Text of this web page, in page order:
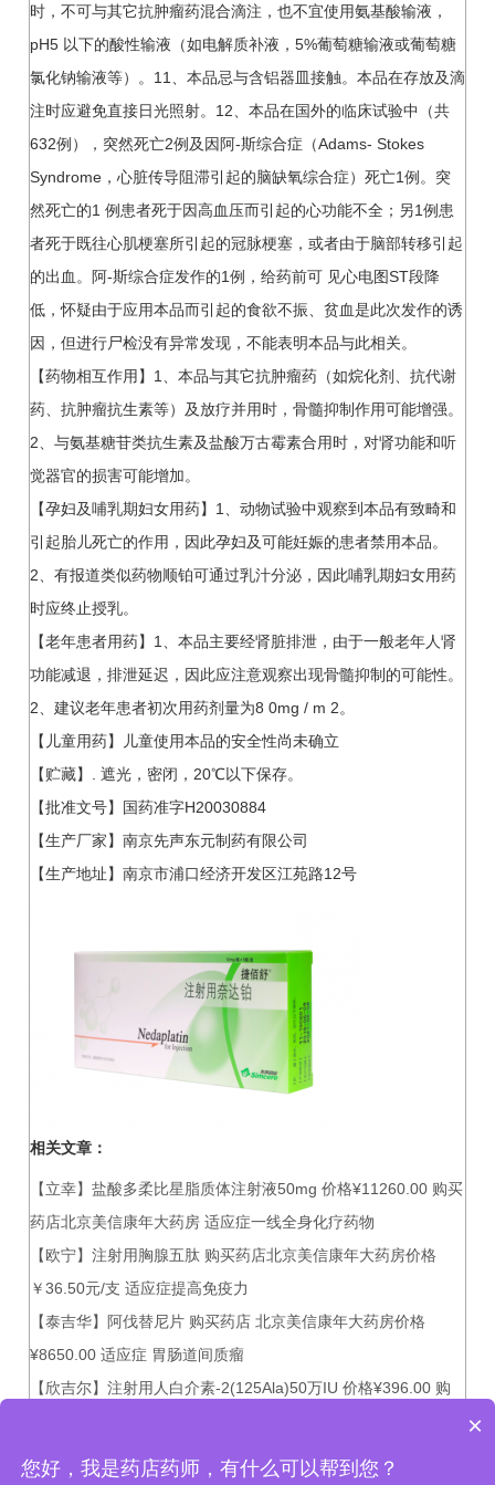
时，不可与其它抗肿瘤药混合滴注，也不宜使用氨基酸输液，
pH5 以下的酸性输液（如电解质补液，5%葡萄糖输液或葡萄糖
氯化钠输液等）。11、本品忌与含铝器皿接触。本品在存放及滴
注时应避免直接日光照射。12、本品在国外的临床试验中（共
632例），突然死亡2例及因阿-斯综合症（Adams- Stokes
Syndrome，心脏传导阻滞引起的脑缺氧综合症）死亡1例。突
然死亡的1 例患者死于因高血压而引起的心功能不全；另1例患
者死于既往心肌梗塞所引起的冠脉梗塞，或者由于脑部转移引起
的出血。阿-斯综合症发作的1例，给药前可 见心电图ST段降
低，怀疑由于应用本品而引起的食欲不振、贫血是此次发作的诱
因，但进行尸检没有异常发现，不能表明本品与此相关。
【药物相互作用】1、本品与其它抗肿瘤药（如烷化剂、抗代谢
药、抗肿瘤抗生素等）及放疗并用时，骨髓抑制作用可能增强。
2、与氨基糖苷类抗生素及盐酸万古霉素合用时，对肾功能和听
觉器官的损害可能增加。
【孕妇及哺乳期妇女用药】1、动物试验中观察到本品有致畸和
引起胎儿死亡的作用，因此孕妇及可能妊娠的患者禁用本品。
2、有报道类似药物顺铂可通过乳汁分泌，因此哺乳期妇女用药
时应终止授乳。
【老年患者用药】1、本品主要经肾脏排泄，由于一般老年人肾
功能减退，排泄延迟，因此应注意观察出现骨髓抑制的可能性。
2、建议老年患者初次用药剂量为8 0mg / m 2。
【儿童用药】儿童使用本品的安全性尚未确立
【贮藏】. 遮光，密闭，20℃以下保存。
【批准文号】国药准字H20030884
【生产厂家】南京先声东元制药有限公司
【生产地址】南京市浦口经济开发区江苑路12号
相关文章：
【立幸】盐酸多柔比星脂质体注射液50mg 价格¥11260.00 购买
药店北京美信康年大药房 适应症一线全身化疗药物
【欧宁】注射用胸腺五肽 购买药店北京美信康年大药房价格
￥36.50元/支 适应症提高免疫力
【泰吉华】阿伐替尼片 购买药店 北京美信康年大药房价格
¥8650.00 适应症 胃肠道间质瘤
【欣吉尔】注射用人白介素-2(125Ala)50万IU 价格¥396.00 购
×
您好，我是药店药师，有什么可以帮到您？